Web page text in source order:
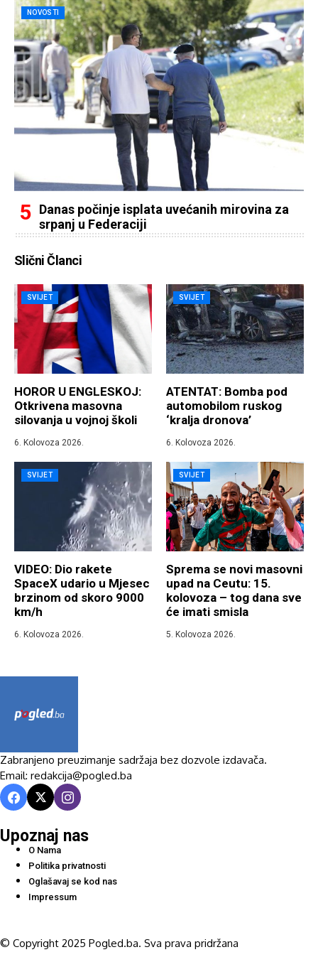
NOVOSTI
Danas počinje isplata uvećanih mirovina za
srpanj u Federaciji
Slični Članci
SVIJET
HOROR U ENGLESKOJ:
Otkrivena masovna
silovanja u vojnoj školi
6. Kolovoza 2026.
SVIJET
ATENTAT: Bomba pod
automobilom ruskog
‘kralja dronova’
6. Kolovoza 2026.
SVIJET
VIDEO: Dio rakete
SpaceX udario u Mjesec
brzinom od skoro 9000
km/h
6. Kolovoza 2026.
SVIJET
Sprema se novi masovni
upad na Ceutu: 15.
kolovoza – tog dana sve
će imati smisla
5. Kolovoza 2026.
Zabranjeno preuzimanje sadržaja bez dozvole izdavača.
Email: redakcija@pogled.ba
Upoznaj nas
O Nama
Politika privatnosti
Oglašavaj se kod nas
Impressum
© Copyright 2025 Pogled.ba. Sva prava pridržana